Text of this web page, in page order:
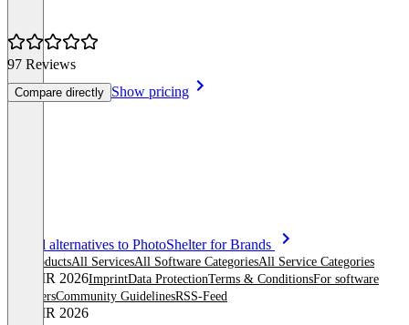
97 Reviews
Compare directly Show pricing
See all alternatives to PhotoShelter for Brands
All productsAll ServicesAll Software CategoriesAll Service Categories
© OMR 2026ImprintData ProtectionTerms & ConditionsFor software
providersCommunity GuidelinesRSS-Feed
© OMR 2026